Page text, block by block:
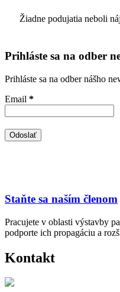
Žiadne podujatia neboli
Prihláste sa na odber
Prihláste sa na odber nášho
Email *
Staňte sa naším členom
Pracujete v oblasti výstavby
podporte ich propagáciu a
Kontakt